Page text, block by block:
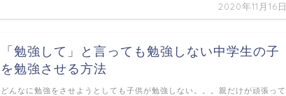
2020年11月16日
「勉強して」と言っても勉強しない中学生の子
を勉強させる方法
どんなに勉強をさせようとしても子供が勉強しない。。。親だけが頑張って